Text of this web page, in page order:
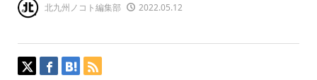
北九州ノコト編集部 2022.05.12